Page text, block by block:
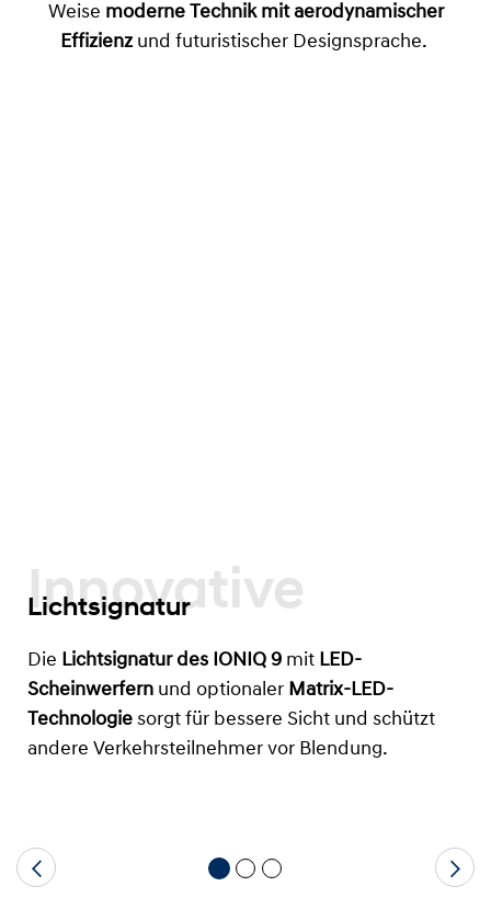
Weise moderne Technik mit aerodynamischer
Effizienz und futuristischer Designsprache.
Innovative
Lichtsignatur
Die Lichtsignatur des IONIQ 9 mit LED-
Scheinwerfern und optionaler Matrix-LED-
Technologie sorgt für bessere Sicht und schützt
andere Verkehrsteilnehmer vor Blendung.